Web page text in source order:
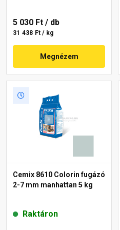
5 030 Ft / db
31 438 Ft / kg
Megnézem
Cemix 8610 Colorin fugázó
2-7 mm manhattan 5 kg
Raktáron